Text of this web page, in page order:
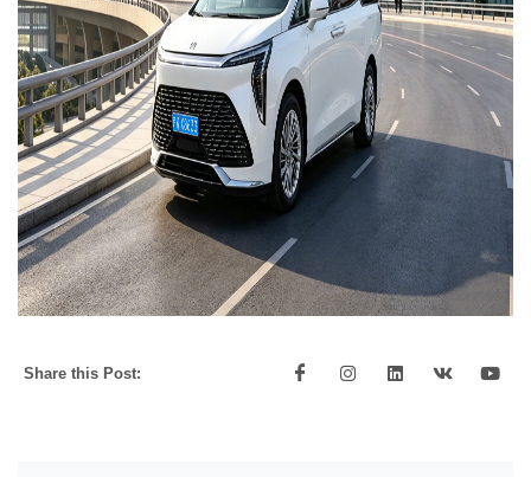
Share this Post: